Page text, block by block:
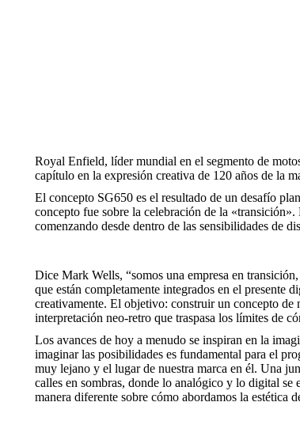
Royal Enfield, líder mundial en el segmento de
capítulo en la expresión creativa de 120 años de la
El concepto SG650 es el resultado de un desafío
concepto fue sobre la celebración de la
comenzando desde dentro de las sensibilidades de
Dice Mark Wells, “somos una empresa en
que están completamente integrados en el presente
creativamente. El objetivo: construir un concepto de
interpretación neo-retro que traspasa los límites de
Los avances de hoy a menudo se inspiran en la
imaginar las posibilidades es fundamental para el
muy lejano y el lugar de nuestra marca en él. Una
calles en sombras, donde lo analógico y lo digital se
manera diferente sobre cómo abordamos la estética